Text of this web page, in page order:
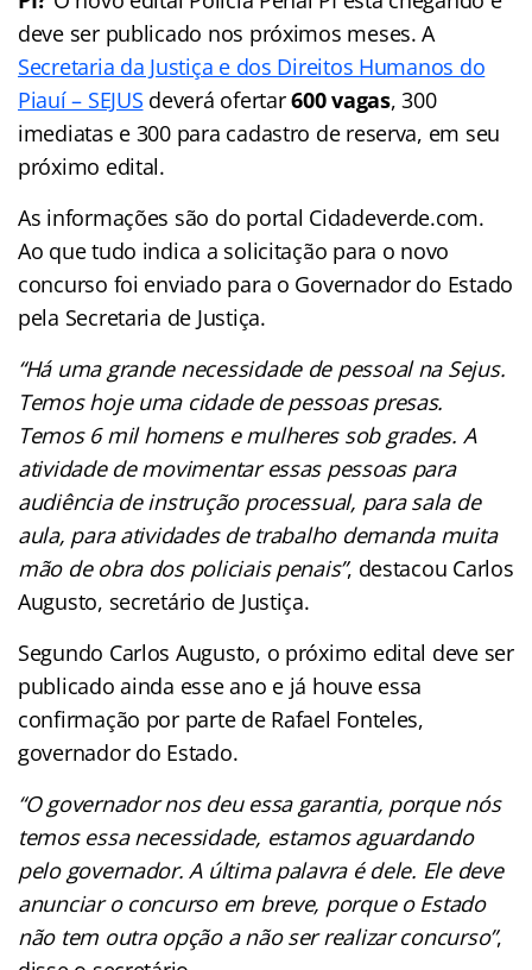
deve ser publicado nos próximos meses. A
Secretaria da Justiça e dos Direitos Humanos do
Piauí – SEJUS deverá ofertar600 vagas, 300
imediatas e 300 para cadastro de reserva, em seu
próximo edital.
As informações são do portal Cidadeverde.com.
Ao que tudo indica a solicitação para o novo
concurso foi enviado para o Governador do Estado
pela Secretaria de Justiça.
“Há uma grande necessidade de pessoal na Sejus.
Temos hoje uma cidade de pessoas presas.
Temos 6 mil homens e mulheres sob grades. A
atividade de movimentar essas pessoas para
audiência de instrução processual, para sala de
aula, para atividades de trabalho demanda muita
mão de obra dos policiais penais”, destacou Carlos
Augusto, secretário de Justiça.
Segundo Carlos Augusto, o próximo edital deve ser
publicado ainda esse ano e já houve essa
confirmação por parte de Rafael Fonteles,
governador do Estado.
“O governador nos deu essa garantia, porque nós
temos essa necessidade, estamos aguardando
pelo governador. A última palavra é dele. Ele deve
anunciar o concurso em breve, porque o Estado
não tem outra opção a não ser realizar concurso”,